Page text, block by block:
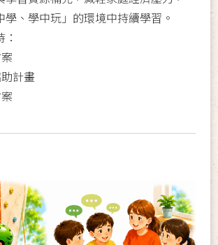
學、學中玩」的環境中持續學習。
計畫